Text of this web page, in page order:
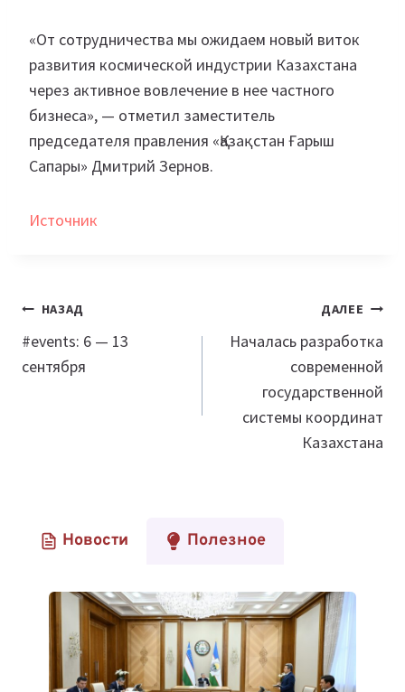
«От сотрудничества мы ожидаем новый виток
развития космической индустрии Казахстана
через активное вовлечение в нее частного
бизнеса», — отметил заместитель
председателя правления «Қазақстан Ғарыш
Сапары» Дмитрий Зернов.
Источник
Навигация
по
записям
НАЗАД
​​#events: 6 — 13
сентября
ДАЛЕЕ
Началась разработка
современной
государственной
системы координат
Казахстана
Новости Полезное